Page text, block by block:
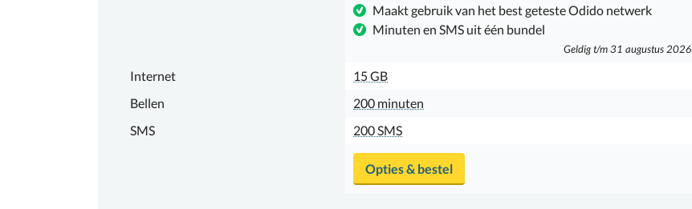
Maakt gebruik van het best geteste Odido netwerk
Minuten en SMS uit één bundel
Geldig t/m 31 augustus 2026
Internet
15 GB
Bellen
200 minuten
SMS
200 SMS
Opties & bestel